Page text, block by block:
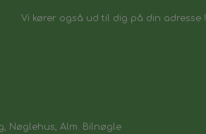
Vi kører også ud til dig på din adresse !
Nøglehus, Alm. Bilnøgle